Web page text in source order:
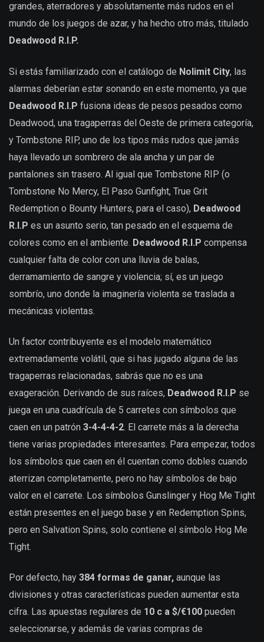
grandes, aterradores y absolutamente más rudos en el
mundo de los juegos de azar, y ha hecho otro más, titulado
Deadwood R.I.P.
Si estás familiarizado con el catálogo de Nolimit City, las
alarmas deberían estar sonando en este momento, ya que
Deadwood R.I.P fusiona ideas de pesos pesados como
Deadwood, una tragaperras del Oeste de primera categoría,
y Tombstone RIP, uno de los tipos más rudos que jamás
haya llevado un sombrero de ala ancha y un par de
pantalones sin trasero. Al igual que Tombstone RIP (o
Tombstone No Mercy, El Paso Gunfight, True Grit
Redemption o Bounty Hunters, para el caso), Deadwood
R.I.P es un asunto serio, tan pesado en el esquema de
colores como en el ambiente. Deadwood R.I.P compensa
cualquier falta de color con una lluvia de balas,
derramamiento de sangre y violencia; sí, es un juego
sombrío, uno donde la imaginería violenta se traslada a
mecánicas violentas.
Un factor contribuyente es el modelo matemático
extremadamente volátil, que si has jugado alguna de las
tragaperras relacionadas, sabrás que no es una
exageración. Derivando de sus raíces, Deadwood R.I.P se
juega en una cuadrícula de 5 carretes con símbolos que
caen en un patrón 3-4-4-4-2. El carrete más a la derecha
tiene varias propiedades interesantes. Para empezar, todos
los símbolos que caen en él cuentan como dobles cuando
aterrizan completamente, pero no hay símbolos de bajo
valor en el carrete. Los símbolos Gunslinger y Hog Me Tight
están presentes en el juego base y en Redemption Spins,
pero en Salvation Spins, solo contiene el símbolo Hog Me
Tight.
Por defecto, hay 384 formas de ganar, aunque las
divisiones y otras características pueden aumentar esta
cifra. Las apuestas regulares de 10 c a $/€100 pueden
seleccionarse, y además de varias compras de